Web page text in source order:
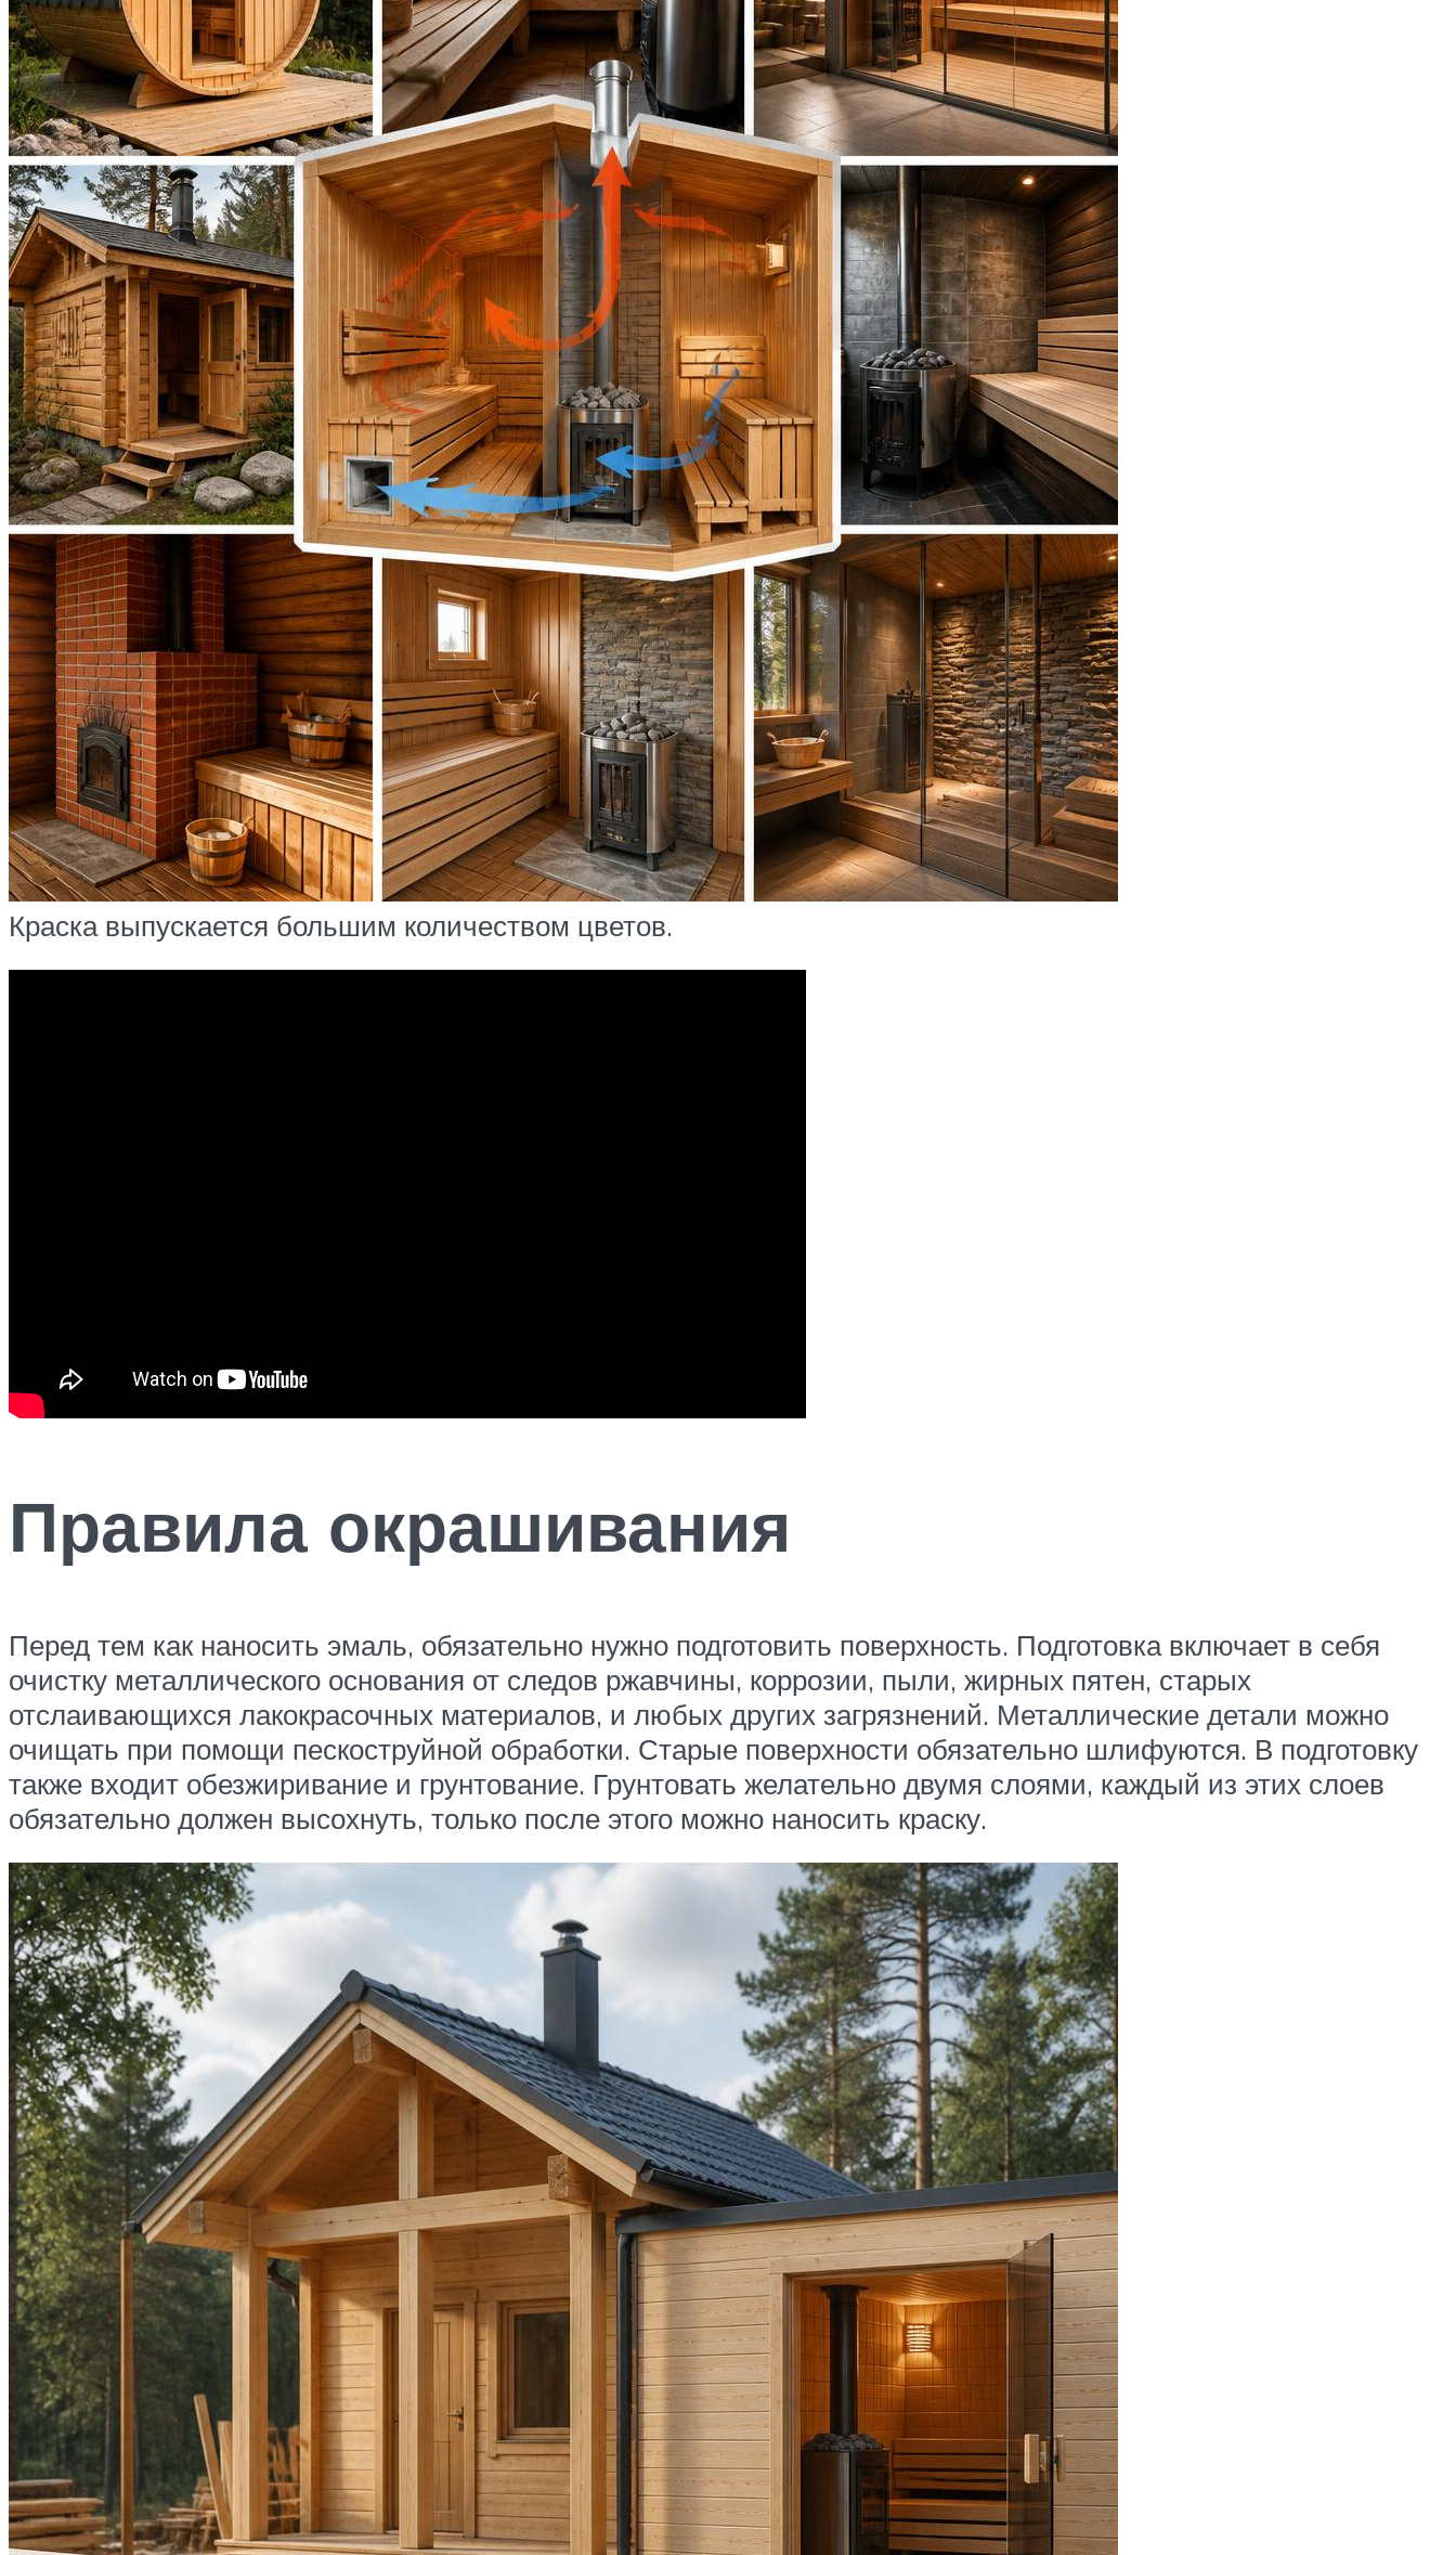
Краска выпускается большим количеством цветов.
Правила окрашивания
Перед тем как наносить эмаль, обязательно нужно подготовить поверхность. Подготовка включает в себя
очистку металлического основания от следов ржавчины, коррозии, пыли, жирных пятен, старых
отслаивающихся лакокрасочных материалов, и любых других загрязнений. Металлические детали можно
очищать при помощи пескоструйной обработки. Старые поверхности обязательно шлифуются. В подготовку
также входит обезжиривание и грунтование. Грунтовать желательно двумя слоями, каждый из этих слоев
обязательно должен высохнуть, только после этого можно наносить краску.